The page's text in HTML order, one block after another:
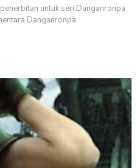
untuk seri Danganronpa
Danganronpa